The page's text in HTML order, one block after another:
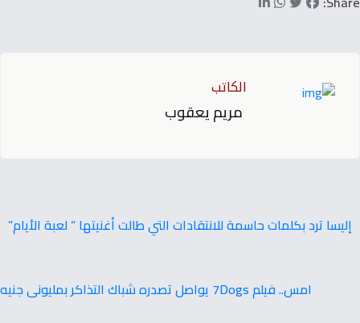
الكاتب
مريم يعقوب
إليسا ترد بكلمات حاسمة للانتقادات التي طالت أغنيتها “ لعبة الأيام”
امس.. فيلم 7Dogs يواصل تصدره شباك التذاكر بمليونى جنيه